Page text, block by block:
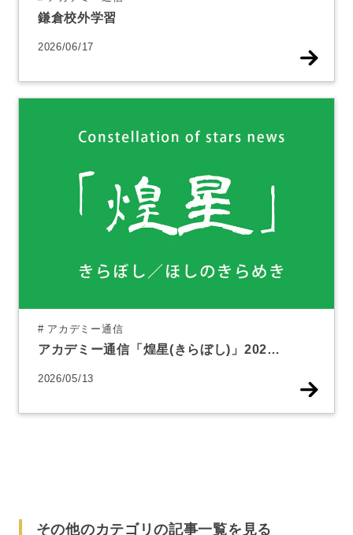
鎌倉校外学習
2026/06/17
# アカデミー通信
アカデミー通信「煌星(きらぼし)」202…
2026/05/13
その他のカテゴリの記事一覧を見る